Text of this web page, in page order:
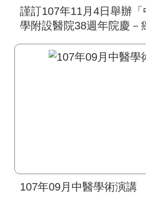
謹訂107年11月4日舉辦
學附設醫院38週年院慶－
107年09月中醫學術演講